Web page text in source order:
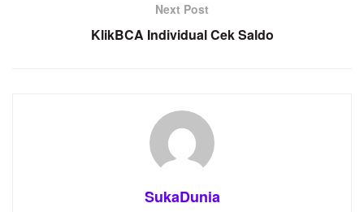
Next Post
KlikBCA Individual Cek Saldo
SukaDunia